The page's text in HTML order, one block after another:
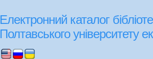
Електронний каталог
Полтавського університету